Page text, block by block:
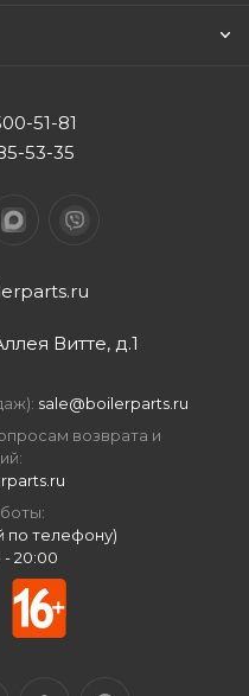
51-81
53-35
Витте, д.1
sale@boilerparts.ru
возврата и
по телефону)
20:00